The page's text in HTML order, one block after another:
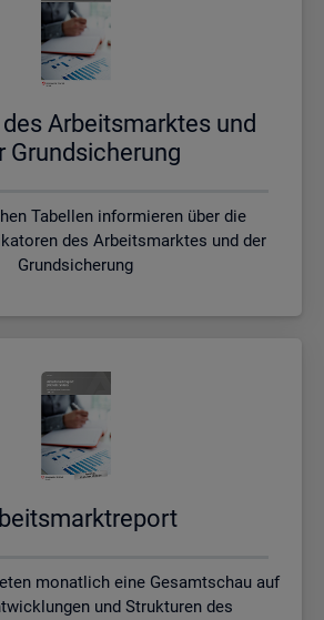
Ar­beits­mark­tes und
Grund­si­che­rung
Tabellen informieren über die
des Arbeitsmarktes und der
Grundsicherung
monatlich eine Gesamtschau auf
und Strukturen des